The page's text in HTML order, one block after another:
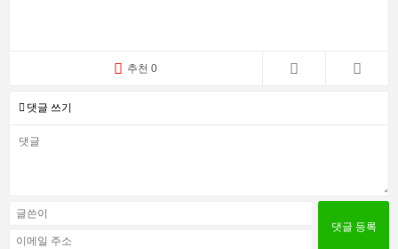
추천 0
댓글 쓰기